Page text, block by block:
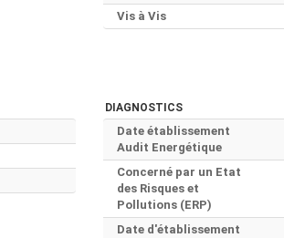
Vis à Vis
DIAGNOSTICS
Date établissement
Audit Energétique
Concerné par un Etat
des Risques et
Pollutions (ERP)
Date d'établissement